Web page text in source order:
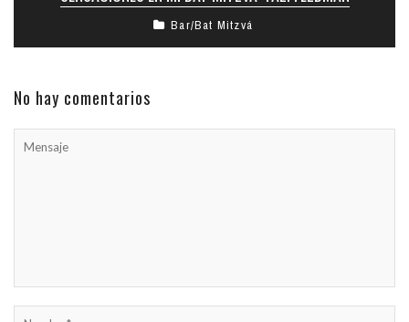
Bar/Bat Mitzvá
No hay comentarios